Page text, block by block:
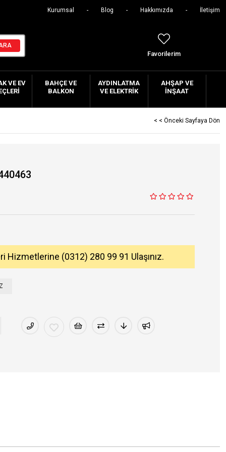
Kurumsal Blog Hakkımızda İletişim
Favorilerim
VE EV
BAHÇE VE
BALKON
AYDINLATMA
VE ELEKTRIK
AHŞAP VE
İNŞAAT
< < Önceki Sayfaya Dön
Hizmetlerine (0312) 280 99 91 Ulaşınız.